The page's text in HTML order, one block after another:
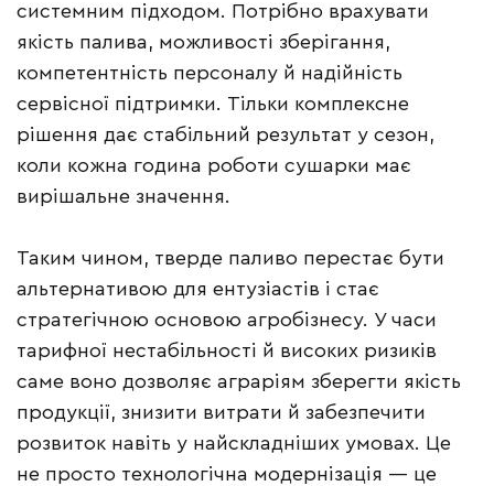
системним підходом. Потрібно врахувати
якість палива, можливості зберігання,
компетентність персоналу й надійність
сервісної підтримки. Тільки комплексне
рішення дає стабільний результат у сезон,
коли кожна година роботи сушарки має
вирішальне значення.
Таким чином, тверде паливо перестає бути
альтернативою для ентузіастів і стає
стратегічною основою агробізнесу. У часи
тарифної нестабільності й високих ризиків
саме воно дозволяє аграріям зберегти якість
продукції, знизити витрати й забезпечити
розвиток навіть у найскладніших умовах. Це
не просто технологічна модернізація — це